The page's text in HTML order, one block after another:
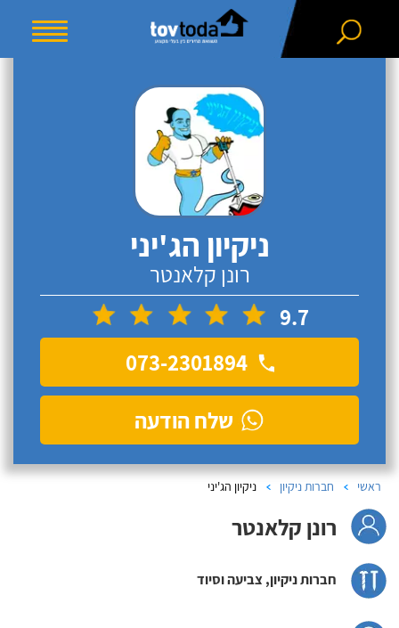
ראשי חברות ניקיון ניקיון הג'יני
רונן קלאנטר
חברות ניקיון, צביעה וסיוד
ניקיון הג'יני
רונן קלאנטר
9.7
073-2301894
שלח הודעה